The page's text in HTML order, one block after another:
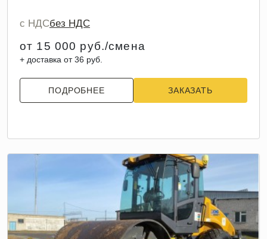
с НДСбез НДС
от 15 000 руб./смена
+ доставка от 36 руб.
ПОДРОБНЕЕ ЗАКАЗАТЬ